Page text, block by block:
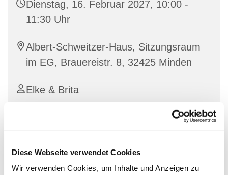
Diese Webseite verwendet Cookies
Wir verwenden Cookies, um Inhalte und Anzeigen zu
Dienstag, 16. Februar 2027, 10:00 -
11:30 Uhr
Albert-Schweitzer-Haus, Sitzungsraum
im EG, Brauereistr. 8, 32425 Minden
Elke & Brita